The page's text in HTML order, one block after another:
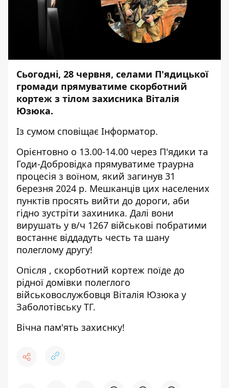
Сьогодні, 28 червня, селами П'ядицької
громади прямуватиме скорботний
кортеж з тілом захисника Віталія
Юзюка.
Із сумом сповіщає Інформатор.
Орієнтовно о 13.00-14.00 через П'ядики та
Годи-Добровідка прямуватиме траурна
процесія з воїном, який загинув 31
березня 2024 р. Мешканців цих населених
пунктів просять вийти до дороги, аби
гідно зустріти захиника. Далі вони
вирушать у в/ч 1267 військові побратими
востаннє віддадуть честь та шану
полеглому другу!
Опісля , скорботний кортеж поїде до
рідної домівки полеглого
військовослужбовця Віталія Юзюка у
Заболотівську ТГ.
Вічна пам'ять захиснку!